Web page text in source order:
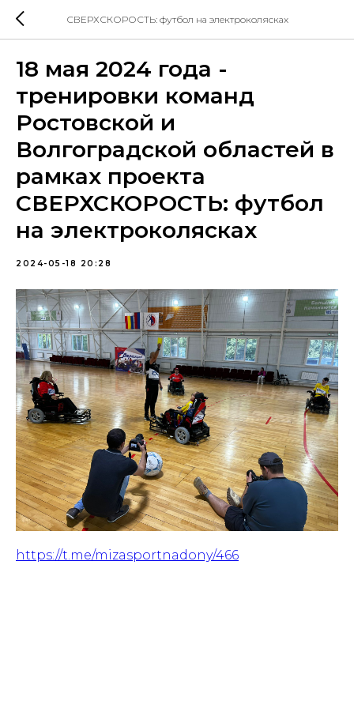
СВЕРХСКОРОСТЬ: футбол на электроколясках
18 мая 2024 года -
тренировки команд
Ростовской и
Волгоградской областей в
рамках проекта
СВЕРХСКОРОСТЬ: футбол
на электроколясках
2024-05-18 20:28
https://t.me/mizasportnadony/466